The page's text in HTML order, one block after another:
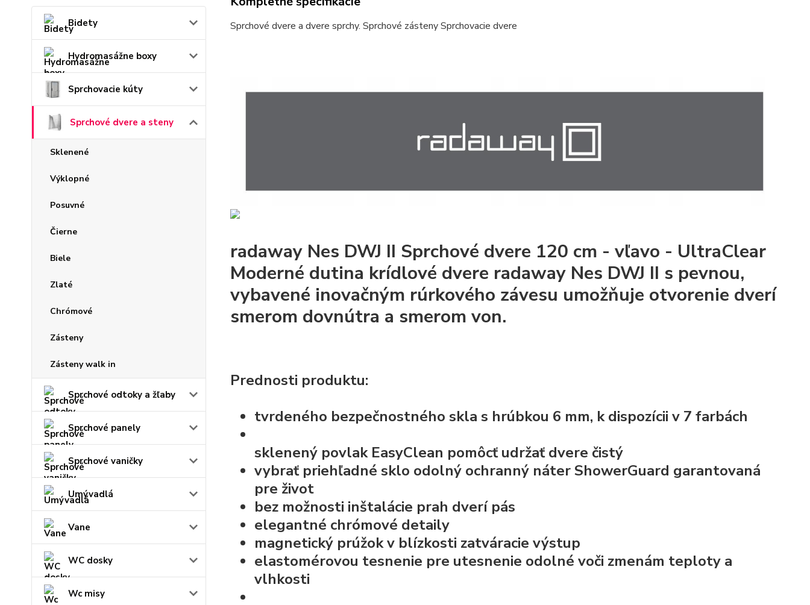
Bidety
Hydromasážne boxy
Sprchovacie kúty
Sprchové dvere a steny
Sklenené
Výklopné
Posuvné
Čierne
Biele
Zlaté
Chrómové
Zásteny
Zásteny walk in
Sprchové odtoky a žľaby
Sprchové panely
Sprchové vaničky
Umývadlá
Vane
WC dosky
Wc misy
Sprchové dvere a dvere sprchy. Sprchové zásteny Sprchovacie dvere
radaway Nes DWJ II Sprchové dvere 120 cm - vľavo - UltraClear
Moderné dutina krídlové dvere radaway Nes DWJ II s pevnou,
vybavené inovačným rúrkového závesu umožňuje otvorenie dverí
smerom dovnútra a smerom von.
Prednosti produktu:
tvrdeného bezpečnostného skla s hrúbkou 6 mm, k dispozícii v 7 farbách
sklenený povlak EasyClean pomôcť udržať dvere čistý
vybrať priehľadné sklo odolný ochranný náter ShowerGuard garantovaná
pre život
bez možnosti inštalácie prah dverí pás
elegantné chrómové detaily
magnetický prúžok v blízkosti zatváracie výstup
elastomérovou tesnenie pre utesnenie odolné voči zmenám teploty a
vlhkosti